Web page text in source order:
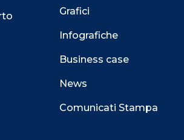
Grafici
Infografiche
Business case
News
Comunicati Stampa